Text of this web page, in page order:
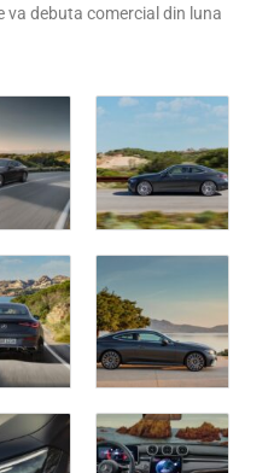
va debuta comercial din luna